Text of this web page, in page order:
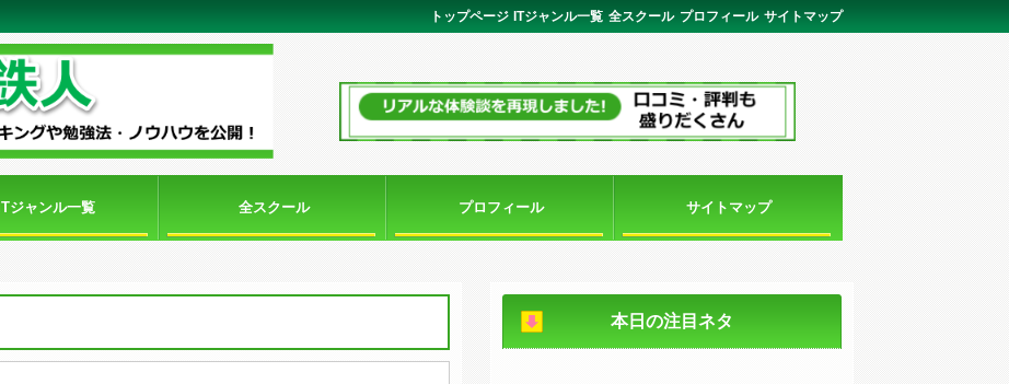
サイトマップ
プロフィール
全スクール
ITジャンル一覧
トップページ
ITジャンル一覧 全スクール プロフィール サイトマップ
本日の注目ネタ